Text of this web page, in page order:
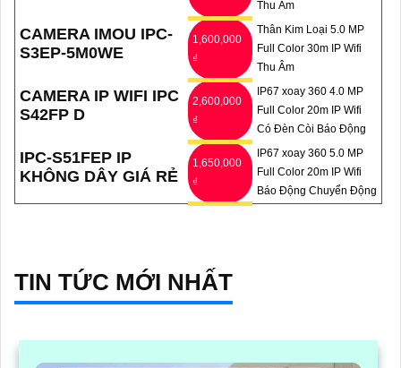
Thu Âm
CAMERA IMOU IPC-
S3EP-5M0WE
1,600,000
₫
Thân Kim Loại 5.0 MP
Full Color 30m IP Wifi
Thu Âm
CAMERA IP WIFI IPC
S42FP D
2,600,000
₫
IP67 xoay 360 4.0 MP
Full Color 20m IP Wifi
Có Đèn Còi Báo Động
IPC-S51FEP IP
KHÔNG DÂY GIÁ RẺ
1,650,000
₫
IP67 xoay 360 5.0 MP
Full Color 20m IP Wifi
Báo Động Chuyển Động
TIN TỨC MỚI NHẤT